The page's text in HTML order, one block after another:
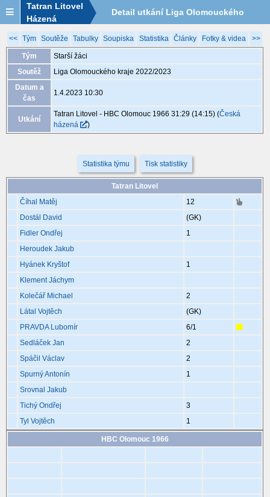
Tatran Litovel
Házená
Detail utkání Liga Olomouckého
kraje 2022/2023, MGA050, 1.4. 10:30
<< Tým Soutěže Tabulky Soupiska Statistika Články Fotky & videa >>
Tým
Starší žáci
Soutěž
Liga Olomouckého kraje 2022/2023
Datum a
čas
1.4.2023 10:30
Utkání
Tatran Litovel - HBC Olomouc 1966 31:29 (14:15)(Česká
házená
)
Statistika týmu Tisk statistiky
Tatran Litovel
Číhal Matěj
12
Dostál David
(GK)
Fidler Ondřej
1
Heroudek Jakub
Hyánek Kryštof
1
Klement Jáchym
Kolečář Michael
2
Látal Vojtěch
(GK)
PRAVDA Lubomír
6/1
Sedláček Jan
2
Spáčil Václav
2
Spurný Antonín
1
Srovnal Jakub
Tichý Ondřej
3
Tyl Vojtěch
1
HBC Olomouc 1966